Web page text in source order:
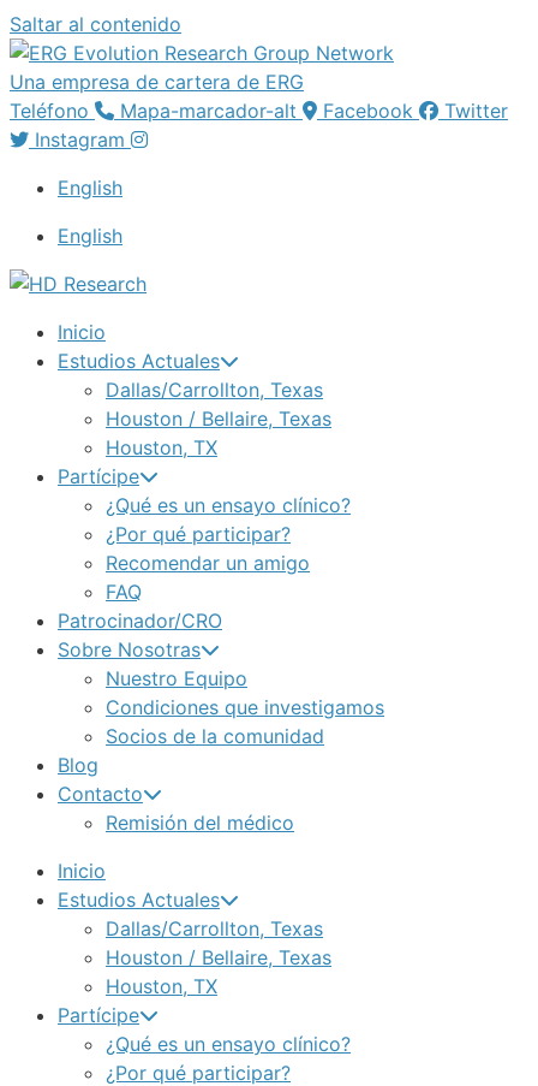
Saltar al contenido
Una empresa de cartera de ERG
Teléfono
Mapa-marcador-alt Facebook
Twitter
Instagram
English
English
Inicio
Estudios Actuales
Dallas/Carrollton, Texas
Houston / Bellaire, Texas
Houston, TX
Partícipe
¿Qué es un ensayo clínico?
¿Por qué participar?
Recomendar un amigo
FAQ
Patrocinador/CRO
Sobre Nosotras
Nuestro Equipo
Condiciones que investigamos
Socios de la comunidad
Blog
Contacto
Remisión del médico
Inicio
Estudios Actuales
Dallas/Carrollton, Texas
Houston / Bellaire, Texas
Houston, TX
Partícipe
¿Qué es un ensayo clínico?
¿Por qué participar?